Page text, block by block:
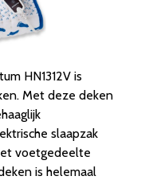
HN1312V is
Met deze deken
slaapzak
voetgedeelte
is helemaal